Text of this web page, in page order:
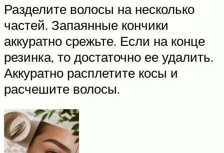
Разделите волосы на несколько
частей. Запаянные кончики
аккуратно срежьте. Если на конце
резинка, то достаточно ее удалить.
Аккуратно расплетите косы и
расчешите волосы.